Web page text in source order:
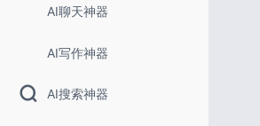
AI聊天神器
AI写作神器
AI搜索神器